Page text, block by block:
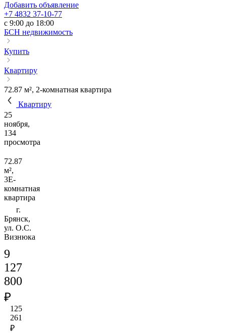
Добавить объявление
+7 4832 37-10-77
c 9:00 до 18:00
БСН недвижимость
Купить
Квартиру
72.87 м², 2-комнатная квартира
Квартиру
25
ноября,
134
просмотра
72.87
м²,
3Е-
комнатная
квартира
г.
Брянск,
ул. О.С.
Визнюка
9
127
800
₽
125
261
₽